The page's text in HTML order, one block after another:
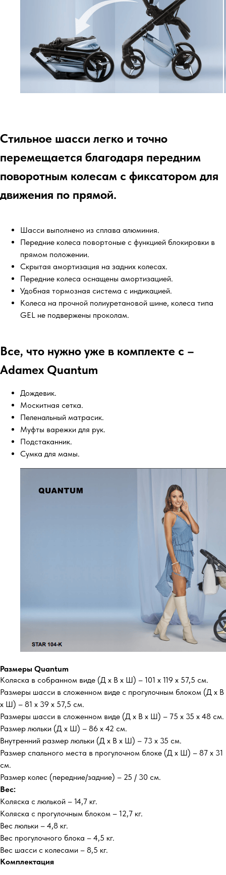
Стильное шасси легко и точно
перемещается благодаря передним
поворотным колесам с фиксатором для
движения по прямой.
Шасси выполнено из сплава алюминия.
Передние колеса повортоные с функцией блокировки в
прямом положении.
Скрытая амортизация на задних колесах.
Передние колеса оснащены амортизацией.
Удобная тормозная система с индикацией.
Колеса на прочной полиуретановой шине, колеса типа
GEL не подвержены проколам.
Все, что нужно уже в комплекте с –
Adamex Quantum
Дождевик.
Москитная сетка.
Пеленальный матрасик.
Муфты варежки для рук.
Подстаканник.
Сумка для мамы.
Размеры Quantum
Коляска в собранном виде (Д х В х Ш) – 101 х 119 х 57,5 см.
Размеры шасси в сложенном виде с прогулочным блоком (Д х В
х Ш) – 81 х 39 х 57,5 см.
Размеры шасси в сложенном виде (Д х В х Ш) – 75 х 35 х 48 см.
Размер люльки (Д х Ш) – 86 х 42 см.
Внутренний размер люльки (Д х В х Ш) – 73 х 35 см.
Размер спального места в прогулочном блоке (Д х Ш) – 87 х 31
см.
Размер колес (передние/задние) – 25 / 30 см.
Вес:
Коляска с люлькой – 14,7 кг.
Коляска с прогулочным блоком – 12,7 кг.
Вес люльки – 4,8 кг.
Вес прогулочного блока – 4,5 кг.
Вес шасси с колесами – 8,5 кг.
Комплектация